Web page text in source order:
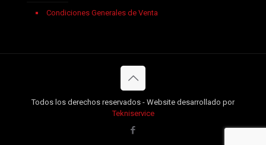
Condiciones Generales de Venta
Todos los derechos reservados - Website desarrollado por
Tekniservice